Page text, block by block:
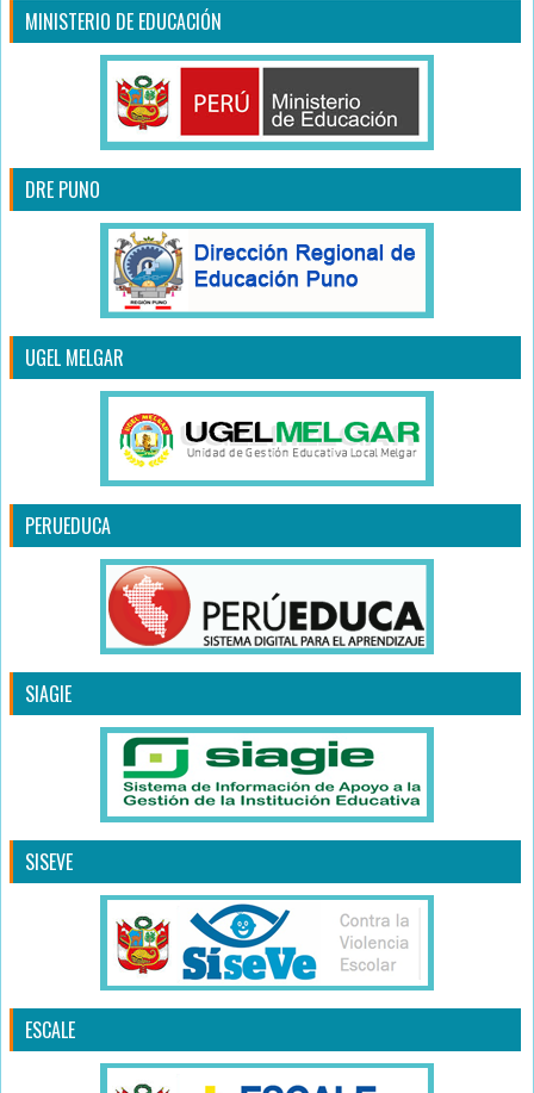
MINISTERIO DE EDUCACIÓN
DRE PUNO
UGEL MELGAR
PERUEDUCA
SIAGIE
SISEVE
ESCALE